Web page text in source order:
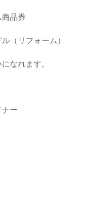
品券
（リフォーム）
なれます。
ナー